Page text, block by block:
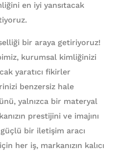
en iyi yansıtacak
bir araya getiriyoruz!
kurumsal kimliğinizi
yaratıcı fikirler
benzersiz hale
yalnızca bir materyal
prestijini ve imajını
bir iletişim aracı
her iş, markanızın kalıcı